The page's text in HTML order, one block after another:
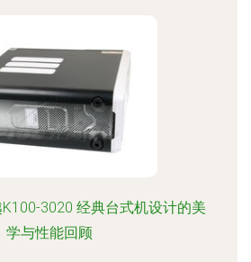
3020 经典台式机设计的美
学与性能回顾